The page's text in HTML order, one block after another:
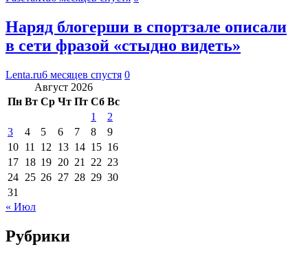
Наряд блогерши в спортзале описали
в сети фразой «стыдно видеть»
Lenta.ru6 месяцев спустя 0
Август 2026
Пн Вт Ср Чт Пт Сб Вс
1
2
3
4 5 6 7 8
9
10 11 12 13 14 15 16
17 18 19 20 21 22 23
24 25 26 27 28 29 30
31
« Июл
Рубрики